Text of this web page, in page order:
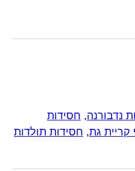
נדבורנה, חסידות
קריית גת, חסידות תולדות